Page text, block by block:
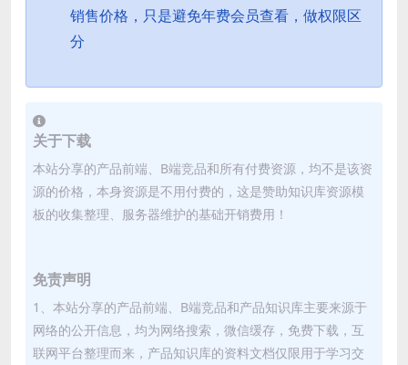
销售价格，只是避免年费会员查看，做权限区
分
关于下载
本站分享的产品前端、B端竞品和所有付费资源，均不是该资
源的价格，本身资源是不用付费的，这是赞助知识库资源模
板的收集整理、服务器维护的基础开销费用！
免责声明
1、本站分享的产品前端、B端竞品和产品知识库主要来源于
网络的公开信息，均为网络搜索，微信缓存，免费下载，互
联网平台整理而来，产品知识库的资料文档仅限用于学习交